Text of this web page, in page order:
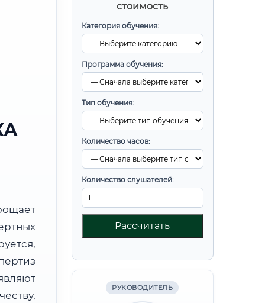
стоимость
Категория обучения:
Программа обучения:
Тип обучения:
Количество часов:
Количество слушателей:
Рассчитать
РУКОВОДИТЕЛЬ